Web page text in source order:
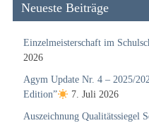
Neueste Beiträge
Einzelmeisterschaft im
2026
Agym Update Nr. 4 – 2025/
Edition”
7. Juli 2026
Auszeichnung Qualitätssiegel